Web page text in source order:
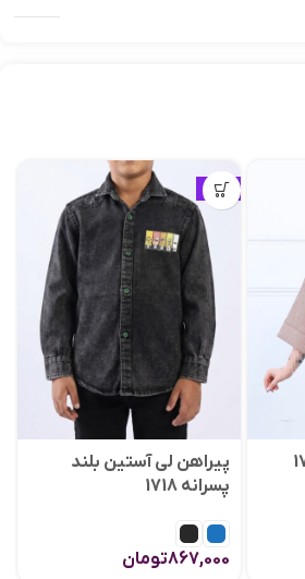
ویژه
پیراهن لی آستین بلند
پسرانه 1718
867,000تومان